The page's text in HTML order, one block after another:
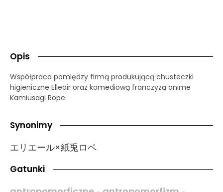
Opis
Współpraca pomiędzy firmą produkującą chusteczki
higieniczne Elleair oraz komediową franczyzą anime
Kamiusagi Rope.
Synonimy
エリエール×紙兎ロペ
Gatunki